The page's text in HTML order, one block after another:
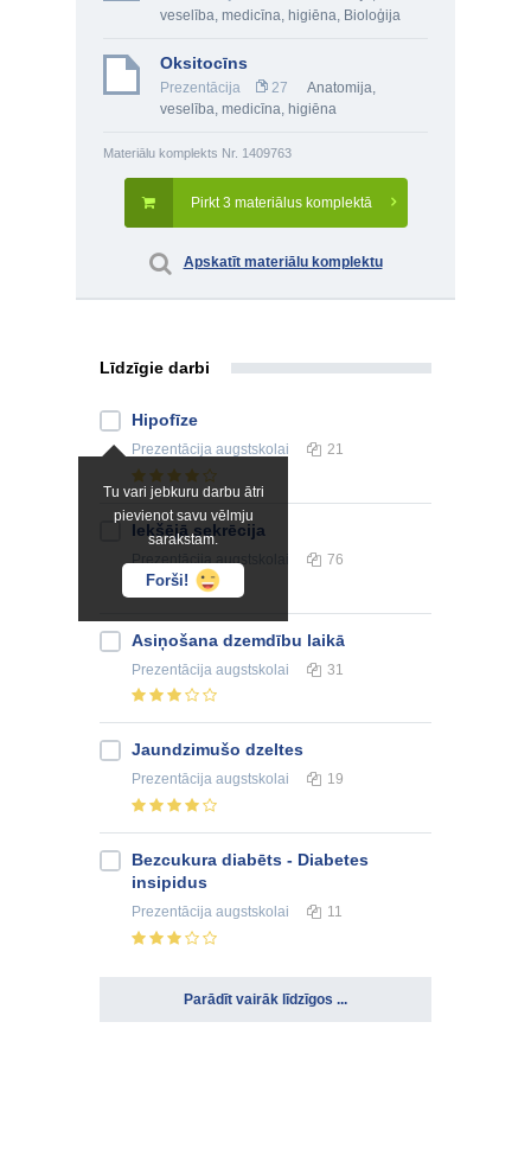
veselība, medicīna, higiēna, Bioloģija
Oksitocīns
Prezentācija 27
Anatomija,
veselība, medicīna, higiēna
Materiālu komplekts Nr. 1409763
Pirkt 3 materiālus komplektā
Apskatīt materiālu komplektu
Līdzīgie darbi
Tu vari jebkuru darbu ātri
pievienot savu vēlmju
sarakstam.
Forši!
Hipofīze
Prezentācija augstskolai 21
Iekšējā sekrēcija
Prezentācijaaugstskolai 76
Asiņošana dzemdību laikā
Prezentācija augstskolai 31
Jaundzimušo dzeltes
Prezentācija augstskolai 19
Bezcukura diabēts - Diabetes
insipidus
Prezentācija augstskolai 11
Parādīt vairāk līdzīgos ...